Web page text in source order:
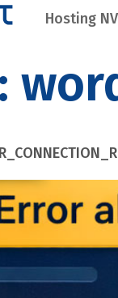
Hosting